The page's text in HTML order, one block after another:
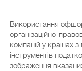
Використання
організаційно-
компаній у країнах
інструментів
зображення